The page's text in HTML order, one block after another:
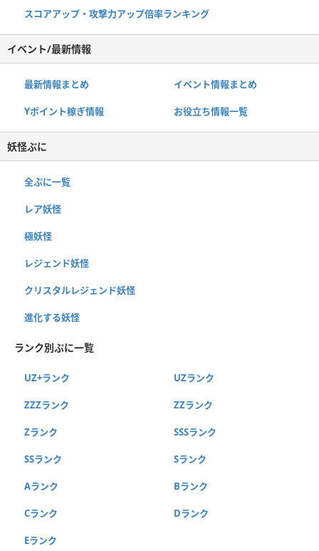
スコアアップ・攻撃力アップ倍率ランキング
イベント/最新情報
最新情報まとめ イベント情報まとめ
Yポイント稼ぎ情報 お役立ち情報一覧
妖怪ぷに
全ぷに一覧
レア妖怪
極妖怪
レジェンド妖怪
クリスタルレジェンド妖怪
進化する妖怪
ランク別ぷに一覧
UZ+ランク UZランク
ZZZランク ZZランク
Zランク SSSランク
SSランク Sランク
Aランク Bランク
Cランク Dランク
Eランク